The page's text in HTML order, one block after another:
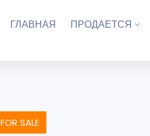
ГЛАВНАЯ ПРОДАЕТСЯ
FOR SALE